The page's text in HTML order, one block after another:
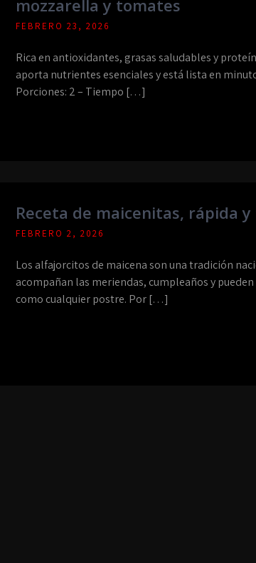
mozzarella y tomates
FEBRERO 23, 2026
Rica en antioxidantes, grasas saludables y
aporta nutrientes esenciales y está lista en
Porciones: 2 – Tiempo […]
Receta de maicenitas, rápida y
FEBRERO 2, 2026
Los alfajorcitos de maicena son una tradición
acompañan las meriendas, cumpleaños y pueden
como cualquier postre. Por […]